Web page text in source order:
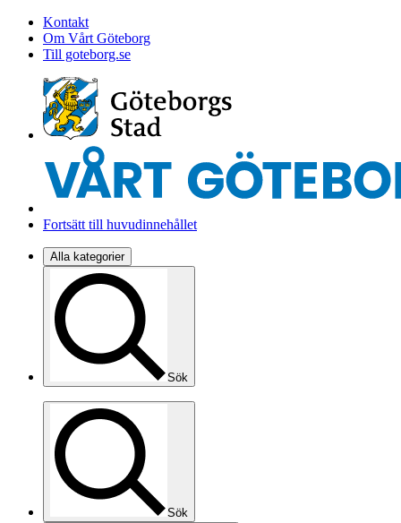
Kontakt
Om Vårt Göteborg
Till goteborg.se
Fortsätt till huvudinnehållet
Alla kategorier
Sök
Sök